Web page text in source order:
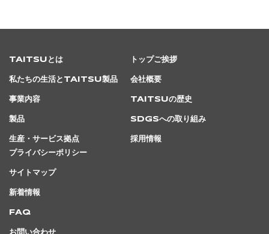
TAITSUとは
私たちの生活とTAITSU製品
事業内容
製品
生産・サービス拠点
トップご挨拶
会社概要
TAITSUの歴史
SDGsへの取り組み
採用情報
プライバシーポリシー
サイトマップ
新着情報
FAQ
お問い合わせ